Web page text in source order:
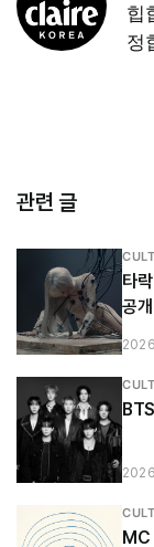
힙
정
관련 글
타
공개
MC